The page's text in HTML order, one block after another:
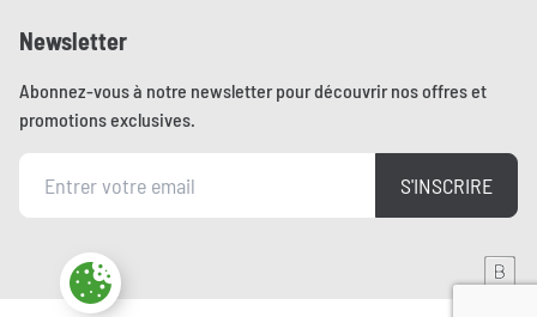
Newsletter
Abonnez-vous à notre newsletter pour découvrir nos offres et
promotions exclusives.
S'INSCRIRE
Aller sur le site de Brainmade
Paramètres des cookies